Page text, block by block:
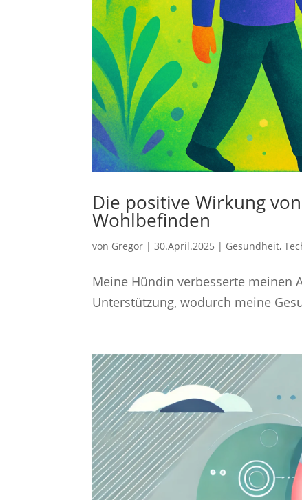
Die positive Wirkung
Wohlbefinden
von Gregor |30.April.2025 | Gesundheit,
Meine Hündin verbesserte meinen
Unterstützung, wodurch meine